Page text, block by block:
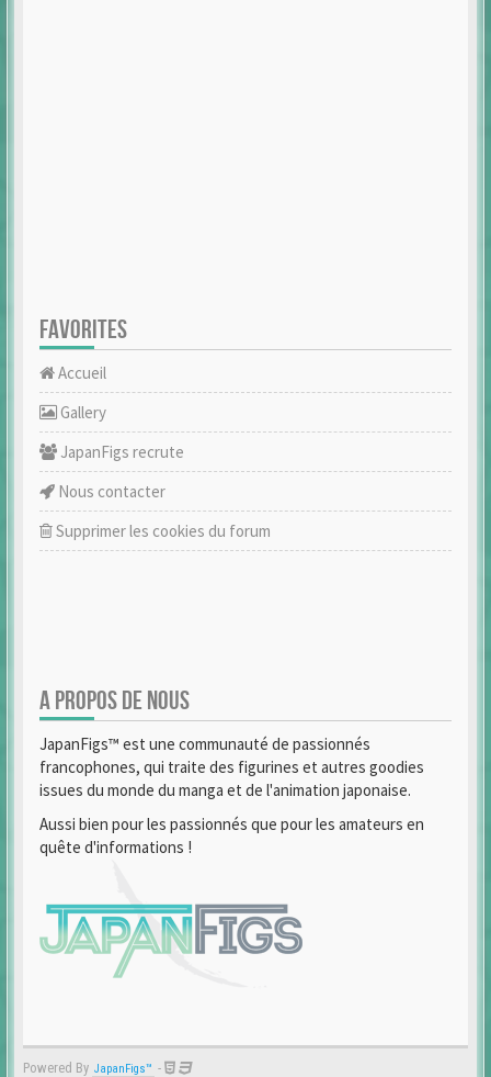
FAVORITES
Accueil
Gallery
JapanFigs recrute
Nous contacter
Supprimer les cookies du forum
A PROPOS DE NOUS
JapanFigs™ est une communauté de passionnés
francophones, qui traite des figurines et autres goodies
issues du monde du manga et de l'animation japonaise.
Aussi bien pour les passionnés que pour les amateurs en
quête d'informations !
Powered By JapanFigs™ -